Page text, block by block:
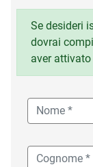
Se desideri
dovrai
aver